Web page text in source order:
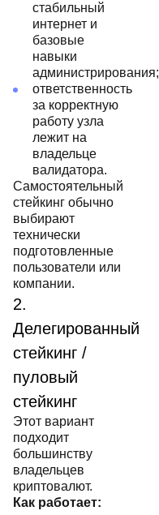
стабильный
интернет и
базовые
навыки
администрирования;
ответственность
за корректную
работу узла
лежит на
владельце
валидатора.
Самостоятельный
стейкинг обычно
выбирают
технически
подготовленные
пользователи или
компании.
2.
Делегированный
стейкинг /
пуловый
стейкинг
Этот вариант
подходит
большинству
владельцев
криптовалют.
Как работает: